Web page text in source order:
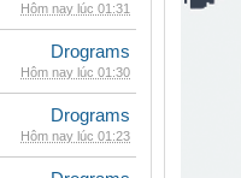
Hôm nay lúc 01:31
Drograms
Hôm nay lúc 01:30
Drograms
Hôm nay lúc 01:23